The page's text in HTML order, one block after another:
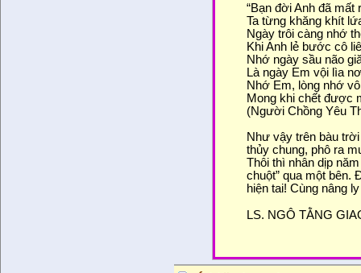
“Bạn đời Anh đã mất
Ta từng khăng khít
Ngày trôi càng nhớ
Khi Anh lẻ bước cô
Nhớ ngày sầu não
Là ngày Em vội lìa
Nhớ Em, lòng nhớ
Mong khi chết được
(Người Chồng Yêu
Như vậy trên bàu
thủy chung, phô ra
Thôi thì nhân dịp
chuột” qua một
hiện tai! Cùng nâng
LS. NGÔ TẰNG